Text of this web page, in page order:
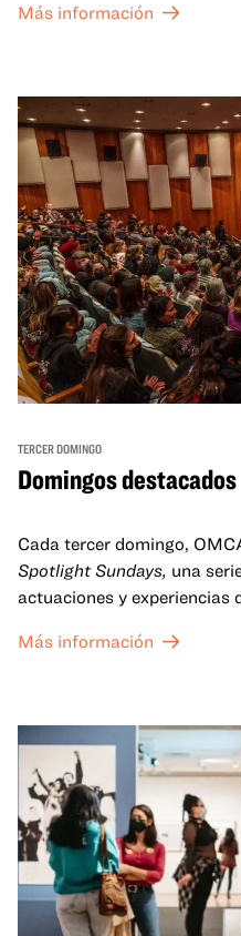
Más información
TERCER DOMINGO
Domingos destacados
Cada tercer domingo,
Spotlight Sundays, una
actuaciones y experiencias
Más información